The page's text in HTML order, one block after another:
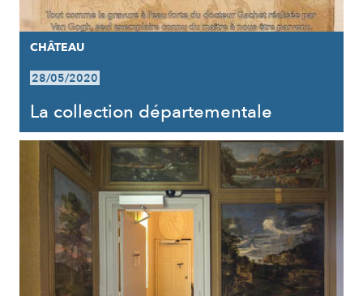
CHÂTEAU
28/05/2020
La collection départementale